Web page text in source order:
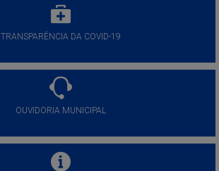
TRANSPARÊNCIA DA COVID-19
OUVIDORIA MUNICIPAL